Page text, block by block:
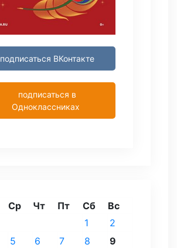
подписаться ВКонтакте
подписаться в
Одноклассниках
Ср Чт Пт Сб Вс
1
2
5 6 7 8
9